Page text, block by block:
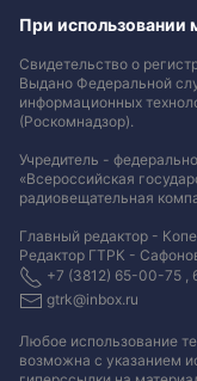
При использовании
Свидетельство о
Выдано Федеральной
информационных
(Роскомнадзор).
Учредитель -
«Всероссийская
радиовещательная
Главный редактор -
Редактор ГТРК -
+7 (3812) 65-00-75 ,
gtrk@inbox.ru
Любое использование
возможна с указанием